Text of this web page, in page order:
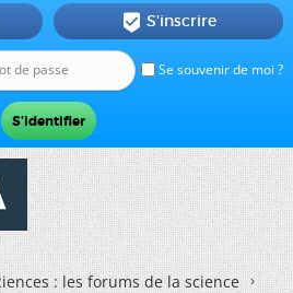
Se souvenir de moi ?
 S'inscrire
: les forums de la science